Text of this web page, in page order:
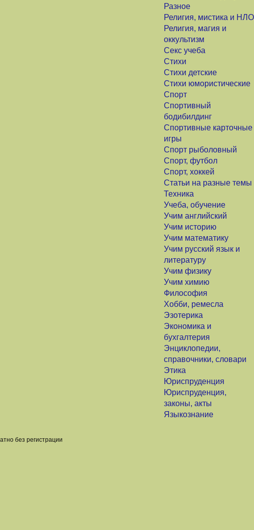
Разное
Религия, мистика и НЛО
Религия, магия и
оккультизм
Секс учеба
Стихи
Стихи детские
Стихи юмористические
Спорт
Спортивный
бодибилдинг
Спортивные карточные
игры
Спорт рыболовный
Спорт, футбол
Спорт, хоккей
Статьи на разные темы
Техника
Учеба, обучение
Учим английский
Учим историю
Учим математику
Учим русский язык и
литературу
Учим физику
Учим химию
Философия
Хобби, ремесла
Эзотерика
Экономика и
бухгалтерия
Энциклопедии,
справочники, словари
Этика
Юриспруденция
Юриспруденция,
законы, акты
Языкознание
без регистрации